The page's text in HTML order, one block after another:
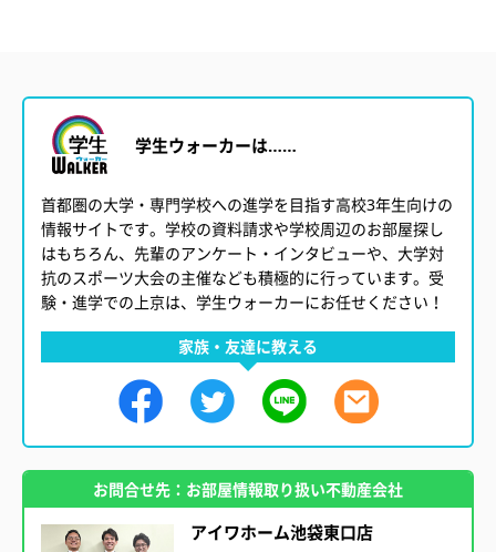
家族・友達に教える
学生ウォーカーは……
首都圏の大学・専門学校への進学を目指す高校3年生向けの
情報サイトです。学校の資料請求や学校周辺のお部屋探し
はもちろん、先輩のアンケート・インタビューや、大学対
抗のスポーツ大会の主催なども積極的に行っています。受
験・進学での上京は、学生ウォーカーにお任せください！
お問合せ先：お部屋情報取り扱い不動産会社
アイワホーム池袋東口店